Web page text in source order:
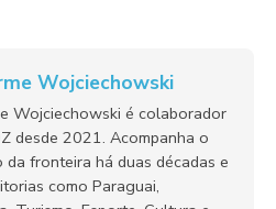
Wojciechowski
Wojciechowski é colaborador
desde 2021. Acompanha o
da fronteira há duas décadas e
como Paraguai,